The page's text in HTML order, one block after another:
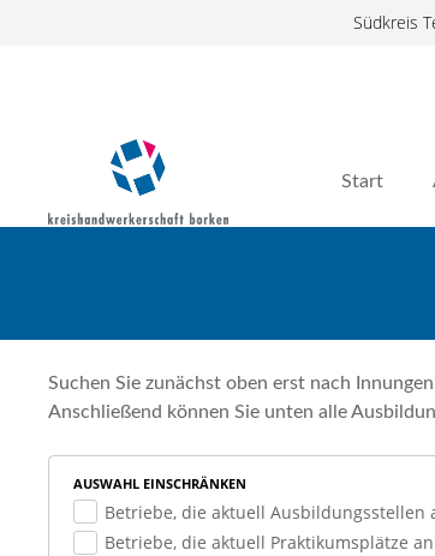
Südkreis
a
p
Start
Suchen Sie zunächst oben erst nach
Anschließend können Sie unten alle
AUSWAHL EINSCHRÄNKEN
Betriebe, die aktuell Ausbildungsstellen
Betriebe, die aktuell Praktikumsplätze